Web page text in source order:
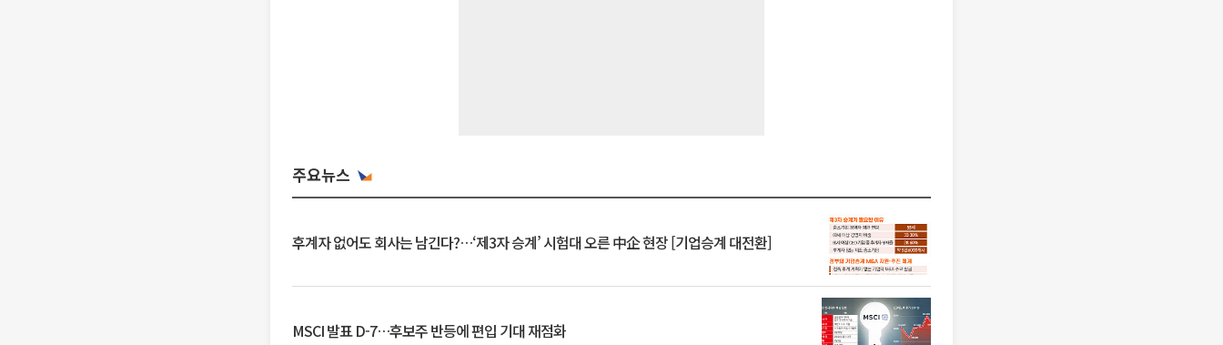
주요뉴스
후계자 없어도 회사는 남긴다?…‘제3자 승계’ 시험대 오른 中企 현장 [기업승계 대전환]
MSCI 발표 D-7…후보주 반등에 편입 기대 재점화